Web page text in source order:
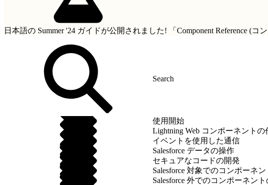
日本語の Summer '24 ガイドが公開されました! 「Component Reference (
使用開始
Lightning Web コンポーネントの
イベントを使用した通信
Salesforce データの操作
セキュアなコードの開発
Salesforce 対象でのコンポーネ
Salesforce 外でのコンポーネント